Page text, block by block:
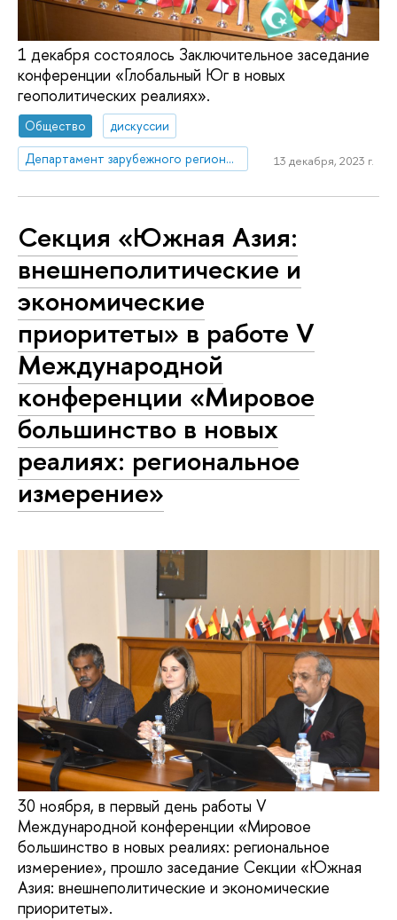
1 декабря состоялось Заключительное заседание
конференции «Глобальный Юг в новых
геополитических реалиях».
Общество
дискуссии
Департамент зарубежного регионоведения
13 декабря, 2023 г.
Секция «Южная Азия:
внешнеполитические и
экономические
приоритеты» в работе V
Международной
конференции «Мировое
большинство в новых
реалиях: региональное
измерение»
30 ноября, в первый день работы V
Международной конференции «Мировое
большинство в новых реалиях: региональное
измерение», прошло заседание Секции «Южная
Азия: внешнеполитические и экономические
приоритеты».